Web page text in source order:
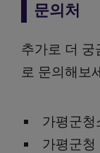
문의처
추가로 더 궁
로 문의해보
가평군청
가평군청